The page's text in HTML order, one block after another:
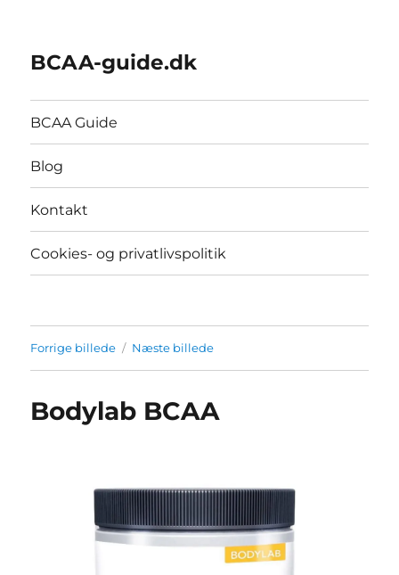
BCAA-guide.dk
BCAA Guide
Blog
Kontakt
Cookies- og privatlivspolitik
Forrige billede Næste billede
Bodylab BCAA